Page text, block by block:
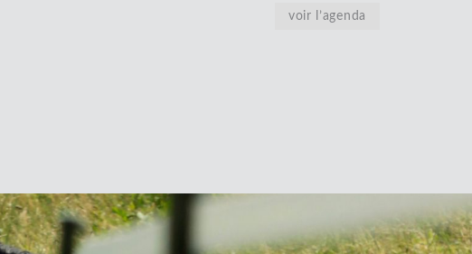
voir l’agenda